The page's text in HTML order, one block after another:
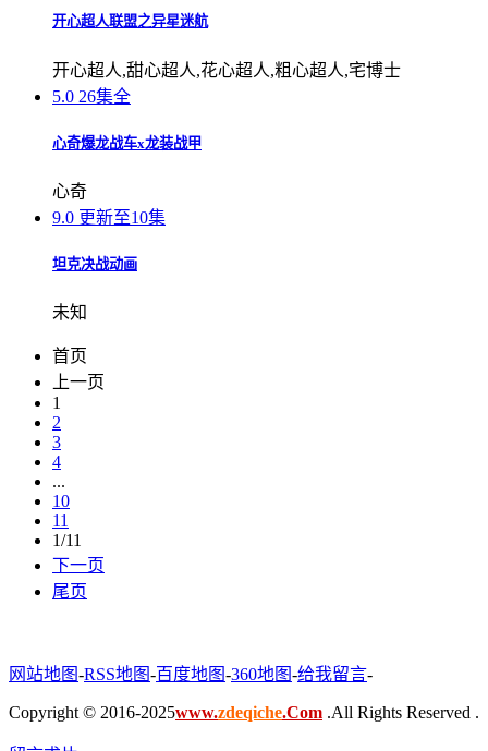
开心超人联盟之异星迷航
开心超人,甜心超人,花心超人,粗心超人,宅博士
5.0 26集全
心奇爆龙战车x龙装战甲
心奇
9.0 更新至10集
坦克决战动画
未知
首页
上一页
1
2
3
4
...
10
11
1/11
下一页
尾页
网站地图-RSS地图-百度地图-360地图-给我留言-
Copyright © 2016-2025www.zdeqiche.Com .All Rights Reserved .